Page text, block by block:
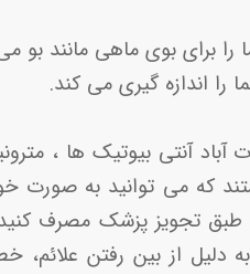
آنتی بیوتیک ها ،
که می توانید به صورت
طبق تجویز پزشک مصرف